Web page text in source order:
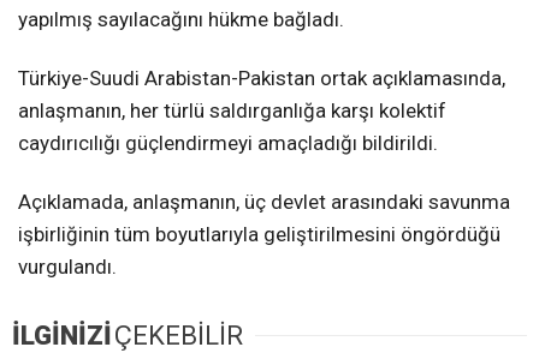
yapılmış sayılacağını hükme bağladı.
Türkiye-Suudi Arabistan-Pakistan ortak açıklamasında,
anlaşmanın, her türlü saldırganlığa karşı kolektif
caydırıcılığı güçlendirmeyi amaçladığı bildirildi.
Açıklamada, anlaşmanın, üç devlet arasındaki savunma
işbirliğinin tüm boyutlarıyla geliştirilmesini öngördüğü
vurgulandı.
İLGİNİZİ ÇEKEBİLİR